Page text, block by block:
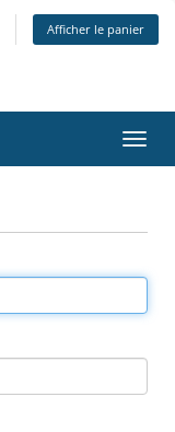
Afficher le panier